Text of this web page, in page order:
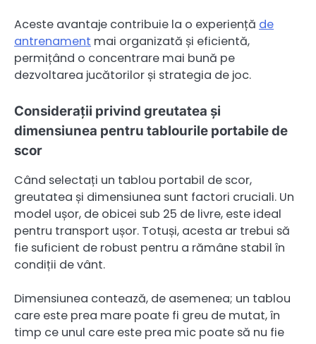
Aceste avantaje contribuie la o experiență de
antrenament mai organizată și eficientă,
permițând o concentrare mai bună pe
dezvoltarea jucătorilor și strategia de joc.
Considerații privind greutatea și
dimensiunea pentru tablourile portabile de
scor
Când selectați un tablou portabil de scor,
greutatea și dimensiunea sunt factori cruciali. Un
model ușor, de obicei sub 25 de livre, este ideal
pentru transport ușor. Totuși, acesta ar trebui să
fie suficient de robust pentru a rămâne stabil în
condiții de vânt.
Dimensiunea contează, de asemenea; un tablou
care este prea mare poate fi greu de mutat, în
timp ce unul care este prea mic poate să nu fie